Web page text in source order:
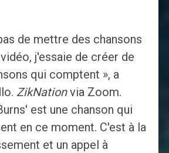
de mettre des chansons
j'essaie de créer de
qui comptent », a
ZikNationvia Zoom.
est une chanson qui
en ce moment. C'est à la
et un appel à